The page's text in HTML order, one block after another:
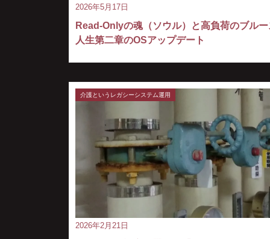
2026年5月17日
Read-Onlyの魂（ソウル）と高負荷のブル
人生第二章のOSアップデート
2026年2月21日
介護というレガシーシステム運用